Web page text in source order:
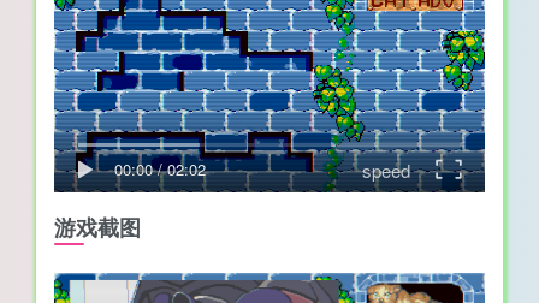
00:00/02:02 speed
游戏截图